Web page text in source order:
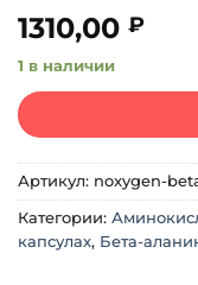
1310,00 ₽
1 в наличии
Артикул: noxygen-
Категории:
капсулах, Бета-